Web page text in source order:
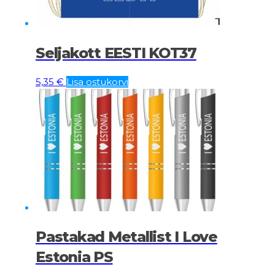
Seljakott EESTI KOT37
5,35 € Lisa ostukorvi
Pastakad Metallist I Love
Estonia PS